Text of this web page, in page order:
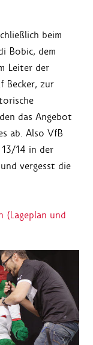
beim
Bobic, dem
Leiter der
Becker, zur
das Angebot
ab. Also VfB
13/14 in der
vergesst die
(Lageplan und